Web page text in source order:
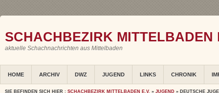
SCHACHBEZIRK MITTELBADEN
aktuelle Schachnachrichten aus Mittelbaden
HOME ARCHIV DWZ JUGEND LINKS CHRONIK
SIE BEFINDEN SICH HIER : SCHACHBEZIRK MITTELBADEN E.V. » JUGEND » DEUTSCHE